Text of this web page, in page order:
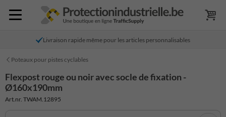
Livraison rapide même pour les articles personnalisables
Poteaux pour pistes cyclables
Flexpost rouge ou noir avec socle de fixation -
Ø160x190mm
Art.nr. TWAM.12895